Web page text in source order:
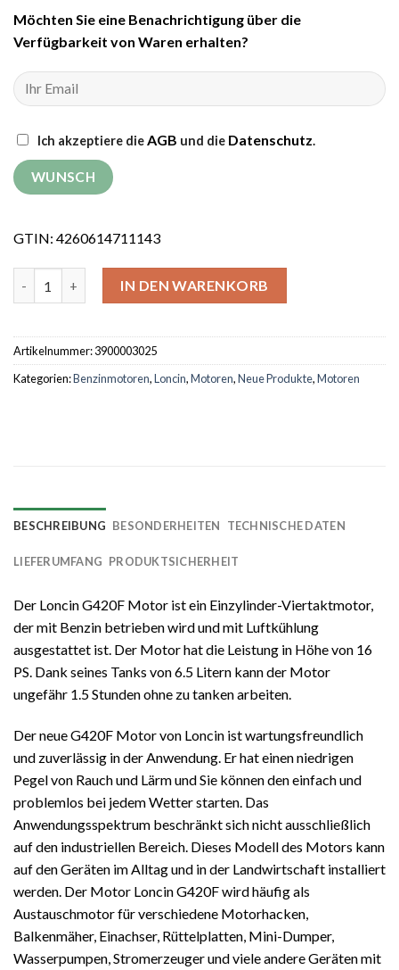
Möchten Sie eine Benachrichtigung über die
Verfügbarkeit von Waren erhalten?
Ich akzeptiere dieAGB und die Datenschutz.
GTIN: 4260614711143
IN DEN WARENKORB
Artikelnummer:3900003025
Kategorien:Benzinmotoren,Loncin,Motoren,Neue Produkte,Motoren
BESCHREIBUNG BESONDERHEITEN TECHNISCHE DATEN
LIEFERUMFANG PRODUKTSICHERHEIT
Der Loncin G420F Motor ist ein Einzylinder-Viertaktmotor,
der mit Benzin betrieben wird und mit Luftkühlung
ausgestattet ist. Der Motor hat die Leistung in Höhe von 16
PS. Dank seines Tanks von 6.5 Litern kann der Motor
ungefähr 1.5 Stunden ohne zu tanken arbeiten.
Der neue G420F Motor von Loncin ist wartungsfreundlich
und zuverlässig in der Anwendung. Er hat einen niedrigen
Pegel von Rauch und Lärm und Sie können den einfach und
problemlos bei jedem Wetter starten. Das
Anwendungsspektrum beschränkt sich nicht ausschließlich
auf den industriellen Bereich. Dieses Modell des Motors kann
auf den Geräten im Alltag und in der Landwirtschaft installiert
werden. Der Motor Loncin G420F wird häufig als
Austauschmotor für verschiedene Motorhacken,
Balkenmäher, Einachser, Rüttelplatten, Mini-Dumper,
Wasserpumpen, Stromerzeuger und viele andere Geräten mit